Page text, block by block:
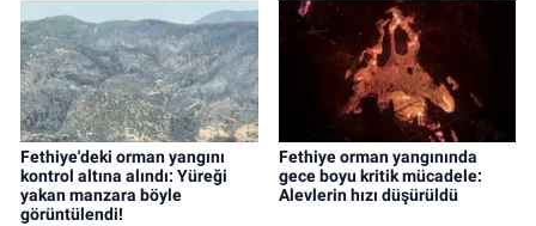
Fethiye'deki orman yangını
kontrol altına alındı: Yüreği
yakan manzara böyle
görüntülendi!
Fethiye orman yangınında
gece boyu kritik mücadele:
Alevlerin hızı düşürüldü